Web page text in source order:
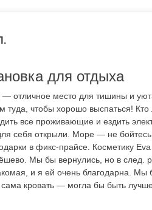
для отдыха
отличное место для тишины и
чтобы хорошо выспаться!
все проживающие и ездить
себя открыли. Море — не
в фикс-прайсе. Косметику
Мы бы вернулись, но в след.
и я ей очень благодарна.
кровать — могла бы быть